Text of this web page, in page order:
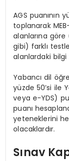
AGS puanının
toplanarak
alanlarına
gibi) farklı
alanlardaki
Yabancı dil
yüzde 50’si ile
veya e-YDS)
puanı
yeteneklerini
olacaklardır.
Sınav